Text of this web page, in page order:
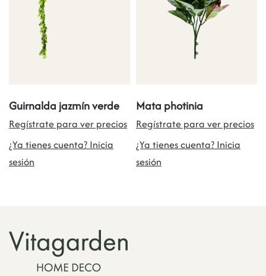
Guirnalda jazmín verde
Regístrate para ver precios
¿Ya tienes cuenta? Inicia
sesión
Mata photinia
Regístrate para ver precios
¿Ya tienes cuenta? Inicia
sesión